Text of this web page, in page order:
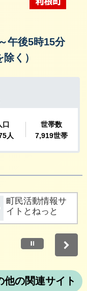
午後5時15分
く）
詳細をみる
町民活動情報サ
イトとねっと
停止
他の関連サイト